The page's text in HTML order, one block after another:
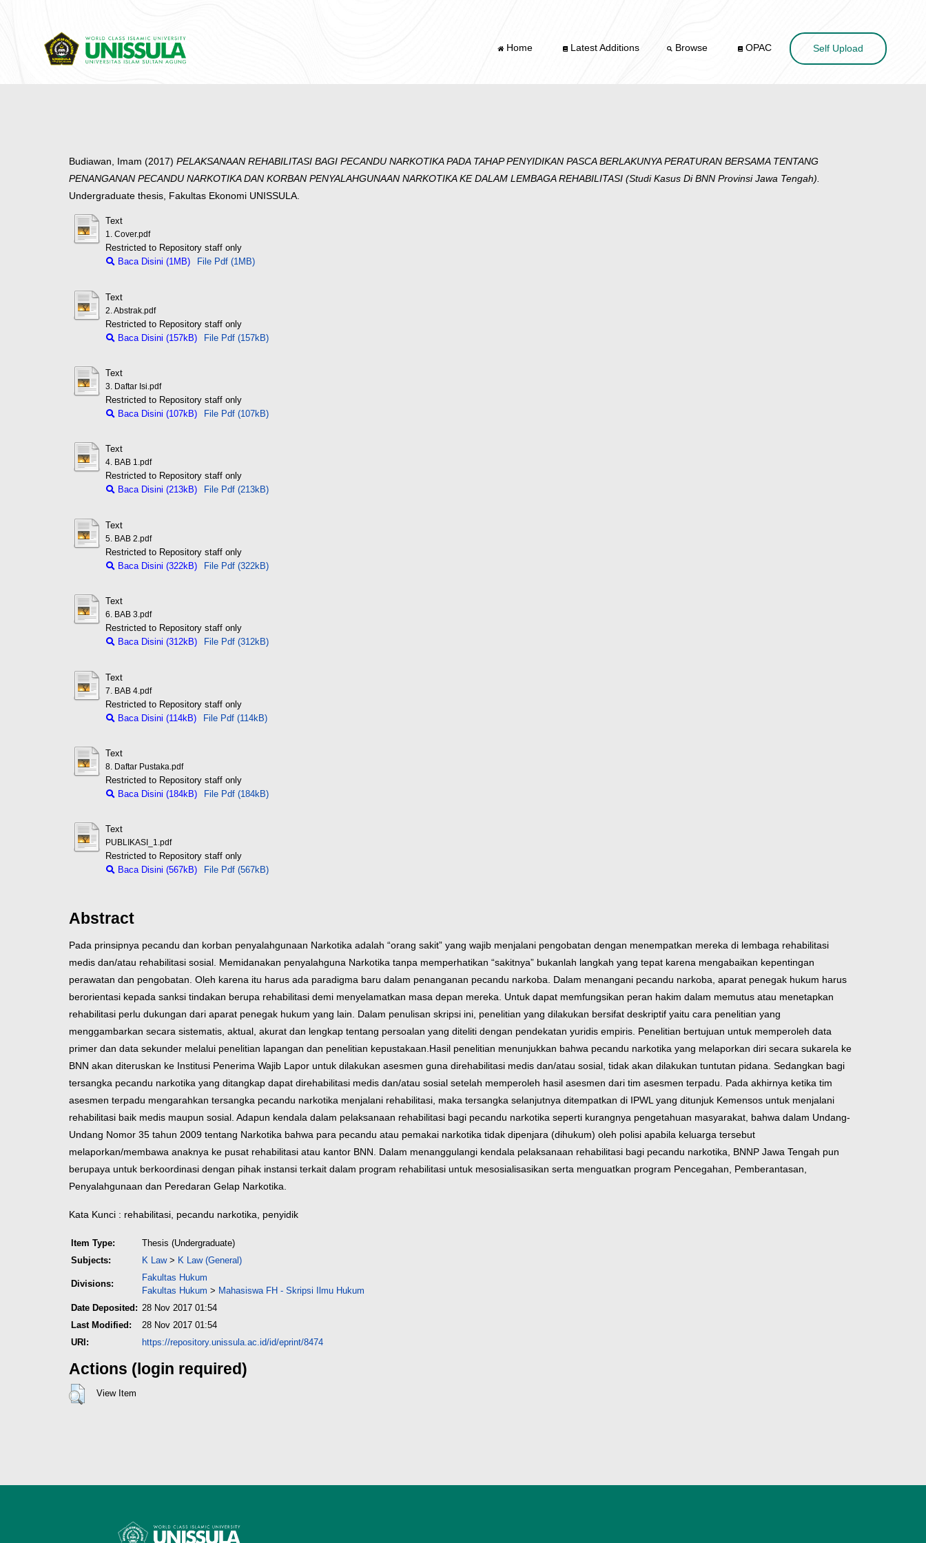
Home Latest Additions Browse OPAC Self Upload
Budiawan, Imam (2017) PELAKSANAAN REHABILITASI BAGI PECANDU NARKOTIKA PADA TAHAP PENYIDIKAN PASCA BERLAKUNYA PERATURAN BERSAMA TENTANG
PENANGANAN PECANDU NARKOTIKA DAN KORBAN PENYALAHGUNAAN NARKOTIKA KE DALAM LEMBAGA REHABILITASI (Studi Kasus Di BNN Provinsi Jawa Tengah).
Undergraduate thesis, Fakultas Ekonomi UNISSULA.
Text
1. Cover.pdf
Restricted to Repository staff only
Baca Disini (1MB)
File Pdf (1MB)
Text
2. Abstrak.pdf
Restricted to Repository staff only
Baca Disini (157kB)
File Pdf (157kB)
Text
3. Daftar Isi.pdf
Restricted to Repository staff only
Baca Disini (107kB)
File Pdf (107kB)
Text
4. BAB 1.pdf
Restricted to Repository staff only
Baca Disini (213kB)
File Pdf (213kB)
Text
5. BAB 2.pdf
Restricted to Repository staff only
Baca Disini (322kB)
File Pdf (322kB)
Text
6. BAB 3.pdf
Restricted to Repository staff only
Baca Disini (312kB)
File Pdf (312kB)
Text
7. BAB 4.pdf
Restricted to Repository staff only
Baca Disini (114kB)
File Pdf (114kB)
Text
8. Daftar Pustaka.pdf
Restricted to Repository staff only
Baca Disini (184kB)
File Pdf (184kB)
Text
PUBLIKASI_1.pdf
Restricted to Repository staff only
Baca Disini (567kB)
File Pdf (567kB)
Abstract
Pada prinsipnya pecandu dan korban penyalahgunaan Narkotika adalah “orang sakit” yang wajib menjalani pengobatan dengan menempatkan mereka di lembaga rehabilitasi
medis dan/atau rehabilitasi sosial. Memidanakan penyalahguna Narkotika tanpa memperhatikan “sakitnya” bukanlah langkah yang tepat karena mengabaikan kepentingan
perawatan dan pengobatan. Oleh karena itu harus ada paradigma baru dalam penanganan pecandu narkoba. Dalam menangani pecandu narkoba, aparat penegak hukum harus
berorientasi kepada sanksi tindakan berupa rehabilitasi demi menyelamatkan masa depan mereka. Untuk dapat memfungsikan peran hakim dalam memutus atau menetapkan
rehabilitasi perlu dukungan dari aparat penegak hukum yang lain. Dalam penulisan skripsi ini, penelitian yang dilakukan bersifat deskriptif yaitu cara penelitian yang
menggambarkan secara sistematis, aktual, akurat dan lengkap tentang persoalan yang diteliti dengan pendekatan yuridis empiris. Penelitian bertujuan untuk memperoleh data
primer dan data sekunder melalui penelitian lapangan dan penelitian kepustakaan. Hasil penelitian menunjukkan bahwa pecandu narkotika yang melaporkan diri secara sukarela ke
BNN akan diteruskan ke Institusi Penerima Wajib Lapor untuk dilakukan asesmen guna direhabilitasi medis dan/atau sosial, tidak akan dilakukan tuntutan pidana. Sedangkan bagi
tersangka pecandu narkotika yang ditangkap dapat direhabilitasi medis dan/atau sosial setelah memperoleh hasil asesmen dari tim asesmen terpadu. Pada akhirnya ketika tim
asesmen terpadu mengarahkan tersangka pecandu narkotika menjalani rehabilitasi, maka tersangka selanjutnya ditempatkan di IPWL yang ditunjuk Kemensos untuk menjalani
rehabilitasi baik medis maupun sosial. Adapun kendala dalam pelaksanaan rehabilitasi bagi pecandu narkotika seperti kurangnya pengetahuan masyarakat, bahwa dalam Undang-
Undang Nomor 35 tahun 2009 tentang Narkotika bahwa para pecandu atau pemakai narkotika tidak dipenjara (dihukum) oleh polisi apabila keluarga tersebut
melaporkan/membawa anaknya ke pusat rehabilitasi atau kantor BNN. Dalam menanggulangi kendala pelaksanaan rehabilitasi bagi pecandu narkotika, BNNP Jawa Tengah pun
berupaya untuk berkoordinasi dengan pihak instansi terkait dalam program rehabilitasi untuk mesosialisasikan serta menguatkan program Pencegahan, Pemberantasan,
Penyalahgunaan dan Peredaran Gelap Narkotika.
Kata Kunci : rehabilitasi, pecandu narkotika, penyidik
Item Type:
Thesis (Undergraduate)
Subjects:
K Law> K Law (General)
Divisions:
Fakultas Hukum
Fakultas Hukum > Mahasiswa FH - Skripsi Ilmu Hukum
Date Deposited: 28 Nov 2017 01:54
Last Modified:
28 Nov 2017 01:54
URI:
https://repository.unissula.ac.id/id/eprint/8474
Actions (login required)
View Item